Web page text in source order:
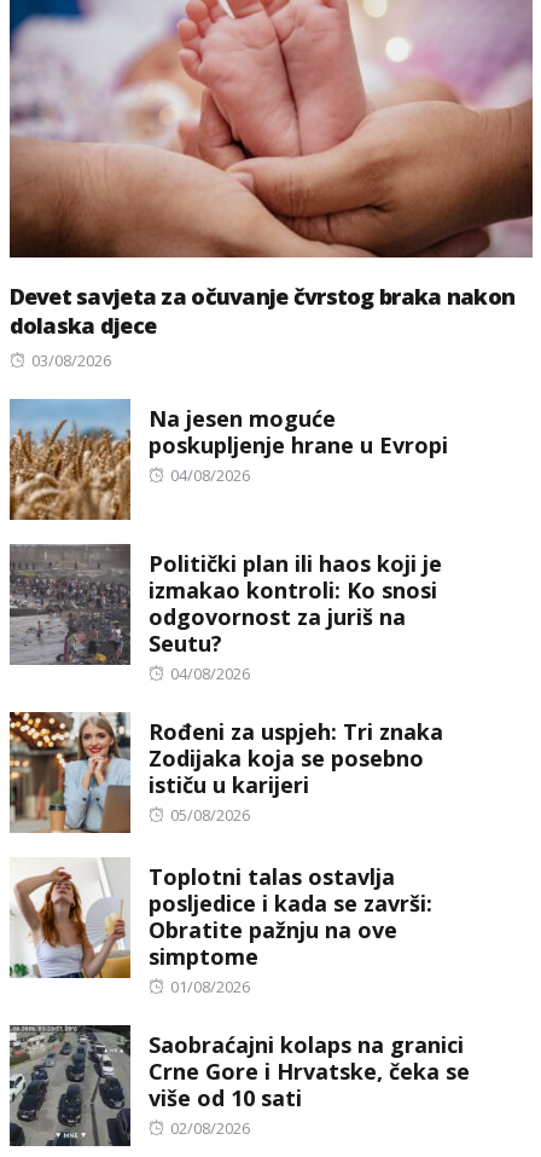
Devet savjeta za očuvanje čvrstog braka nakon
dolaska djece
Posted
03/08/2026
Na jesen moguće
poskupljenje hrane u Evropi
Posted
04/08/2026
Politički plan ili haos koji je
izmakao kontroli: Ko snosi
odgovornost za juriš na
Seutu?
Posted
04/08/2026
Rođeni za uspjeh: Tri znaka
Zodijaka koja se posebno
ističu u karijeri
Posted
05/08/2026
Toplotni talas ostavlja
posljedice i kada se završi:
Obratite pažnju na ove
simptome
Posted
01/08/2026
Saobraćajni kolaps na granici
Crne Gore i Hrvatske, čeka se
više od 10 sati
Posted
02/08/2026